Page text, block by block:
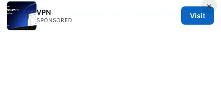
Nordvpn ⭐ 无法使用支付宝？手把手教你彻底解
决
×
VPN
SPONSORED
Visit